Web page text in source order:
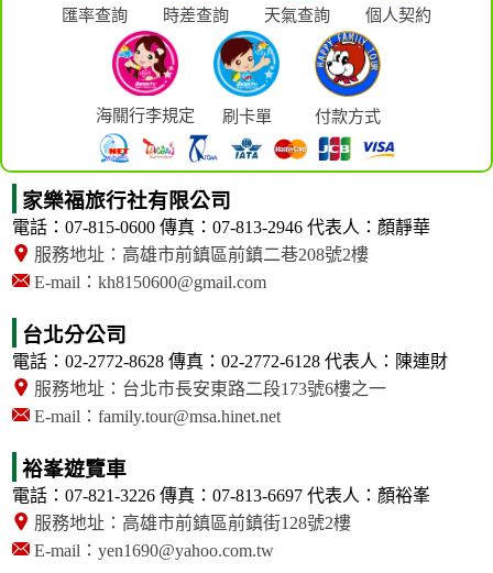
匯率查詢 時差查詢 天氣查詢 個人契約
海關行李規定 刷卡單 付款方式
家樂福旅行社有限公司
電話：07-815-0600 傳真：07-813-2946 代表人：顏靜華
服務地址：高雄市前鎮區前鎮二巷208號2樓
E-mail：kh8150600@gmail.com
台北分公司
電話：02-2772-8628 傳真：02-2772-6128 代表人：陳連財
服務地址：台北市長安東路二段173號6樓之一
E-mail：family.tour@msa.hinet.net
裕峯遊覽車
電話：07-821-3226 傳真：07-813-6697 代表人：顏裕峯
服務地址：高雄市前鎮區前鎮街128號2樓
E-mail：yen1690@yahoo.com.tw